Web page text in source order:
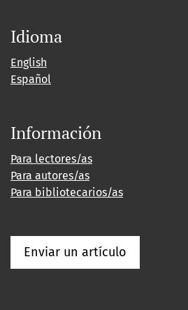
Idioma
English
Español
Información
Para lectores/as
Para autores/as
Para bibliotecarios/as
Enviar un artículo